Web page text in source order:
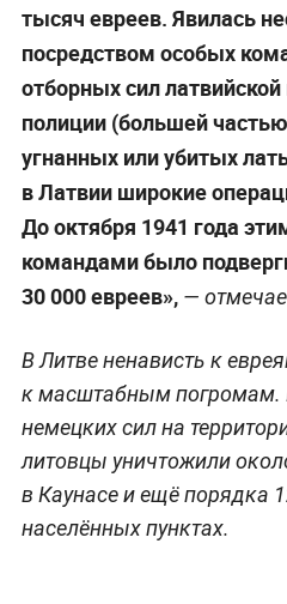
тысяч евреев. Явилась
посредством особых
отборных сил
полиции (большей
угнанных или убитых
в Латвии широкие
До октября 1941 года
командами было
30 000 евреев»,—
В Литве ненависть к
к масштабным погромам.
немецких сил на
литовцы уничтожили
в Каунасе и ещё порядка
населённых пунктах.